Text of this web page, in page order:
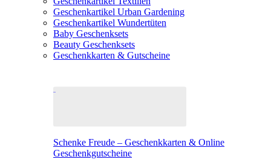
Geschenkartikel Urban Gardening
Geschenkartikel Wundertüten
Baby Geschenksets
Beauty Geschenksets
Geschenkkarten & Gutscheine
Schenke Freude – Geschenkkarten & Online
Geschenkgutscheine